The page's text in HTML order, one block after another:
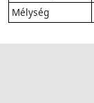
Mélység